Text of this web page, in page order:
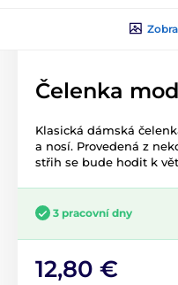
Čelenka
Klasická dámská
a nosí. Provedená z
střih se bude hodit k
3 pracovní dny
12,80 €